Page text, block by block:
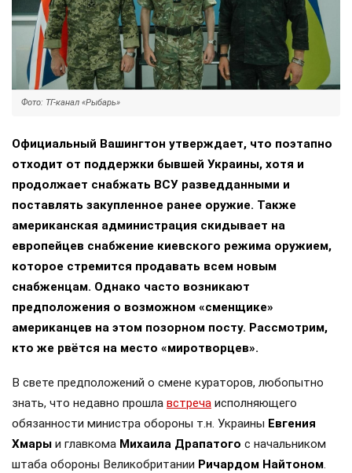
Фото: ТГ-канал «Рыбарь»
Официальный Вашингтон утверждает, что поэтапно
отходит от поддержки бывшей Украины, хотя и
продолжает снабжать ВСУ разведданными и
поставлять закупленное ранее оружие. Также
американская администрация скидывает на
европейцев снабжение киевского режима оружием,
которое стремится продавать всем новым
снабженцам. Однако часто возникают
предположения о возможном «сменщике»
американцев на этом позорном посту. Рассмотрим,
кто же рвётся на место «миротворцев».
В свете предположений о смене кураторов, любопытно
знать, что недавно прошла встреча исполняющего
обязанности министра обороны т.н. Украины Евгения
Хмары и главкома Михаила Драпатого с начальником
штаба обороны Великобритании Ричардом Найтоном.